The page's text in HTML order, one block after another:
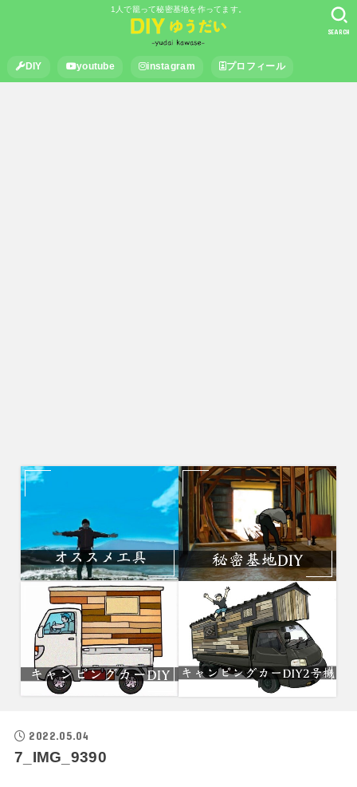
1人で籠って秘密基地を作ってます。
DIY youtube instagram プロフィール
SEARCH
2022.05.04
7_IMG_9390